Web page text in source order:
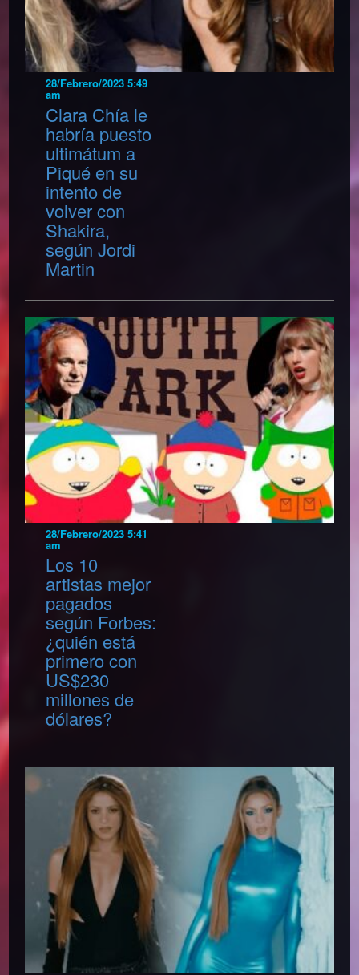
28/Febrero/2023 5:49
am
Clara Chía le
habría puesto
ultimátum a
Piqué en su
intento de
volver con
Shakira,
según Jordi
Martin
28/Febrero/2023 5:41
am
Los 10
artistas mejor
pagados
según Forbes:
¿quién está
primero con
US$230
millones de
dólares?